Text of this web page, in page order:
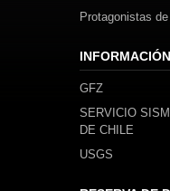
Protagonistas
GFZ
SERVICIO
DE CHILE
USGS